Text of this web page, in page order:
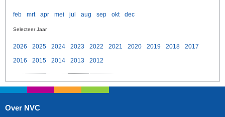
feb mrt apr mei jul aug sep okt dec
Selecteer Jaar
2026 2025 2024 2023 2022 2021 2020 2019 2018
2017
2016
2015 2014 2013 2012
Over NVC